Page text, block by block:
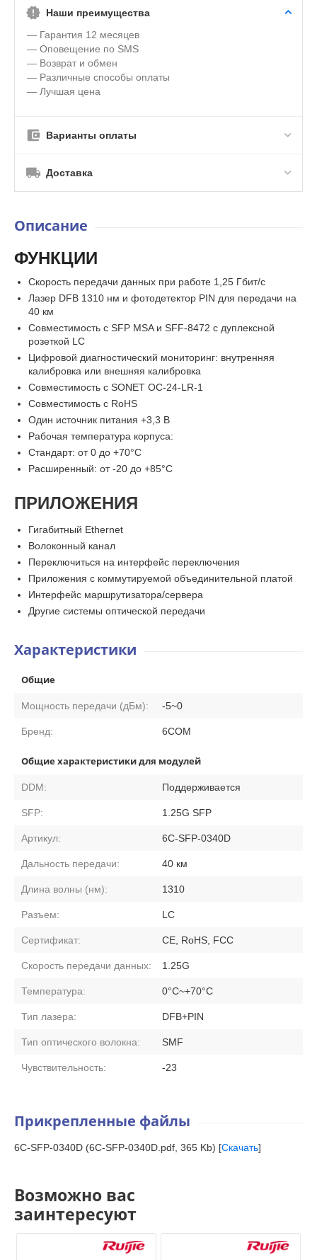
Наши преимущества
— Гарантия 12 месяцев
— Оповещение по SMS
— Возврат и обмен
— Различные способы оплаты
— Лучшая цена
Варианты оплаты
Доставка
Описание
ФУНКЦИИ
Скорость передачи данных при работе 1,25 Гбит/с
Лазер DFB 1310 нм и фотодетектор PIN для передачи на
40 км
Совместимость с SFP MSA и SFF-8472 с дуплексной
розеткой LC
Цифровой диагностический мониторинг: внутренняя
калибровка или внешняя калибровка
Совместимость с SONET OC-24-LR-1
Совместимость с RoHS
Один источник питания +3,3 В
Рабочая температура корпуса:
Стандарт: от 0 до +70°C
Расширенный: от -20 до +85°C
ПРИЛОЖЕНИЯ
Гигабитный Ethernet
Волоконный канал
Переключиться на интерфейс переключения
Приложения с коммутируемой объединительной платой
Интерфейс маршрутизатора/сервера
Другие системы оптической передачи
Характеристики
Общие
Мощность передачи (дБм): -5~0
Бренд: 6COM
Общие характеристики для модулей
DDM: Поддерживается
SFP: 1.25G SFP
Артикул: 6C-SFP-0340D
Дальность передачи: 40 км
Длина волны (нм): 1310
Разъем: LC
Сертификат: CE, RoHS, FCC
Скорость передачи данных: 1.25G
Температура: 0°C~+70°C
Тип лазера: DFB+PIN
Тип оптического волокна: SMF
Чувствительность: -23
Прикрепленные файлы
6C-SFP-0340D (6C-SFP-0340D.pdf, 365 Kb) [Скачать]
Возможно вас
заинтересуют